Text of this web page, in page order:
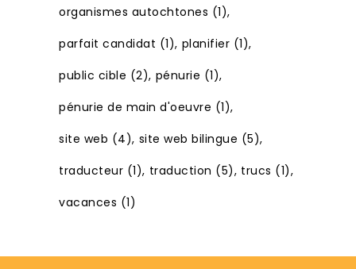
organismes autochtones (1)
parfait candidat (1) planifier (1)
public cible (2) pénurie (1)
pénurie de main d'oeuvre (1)
site web (4) site web bilingue (5)
traducteur (1) traduction (5) trucs (1)
vacances (1)